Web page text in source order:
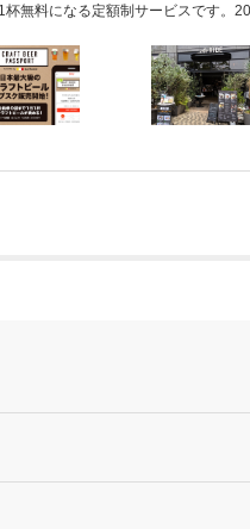
無料になる定額制サービスです。20